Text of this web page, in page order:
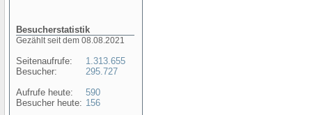
Besucherstatistik
Gezählt seit dem 08.08.2021
Seitenaufrufe:
Besucher:
Aufrufe heute:
Besucher heute:
1.313.655
295.727
590
156